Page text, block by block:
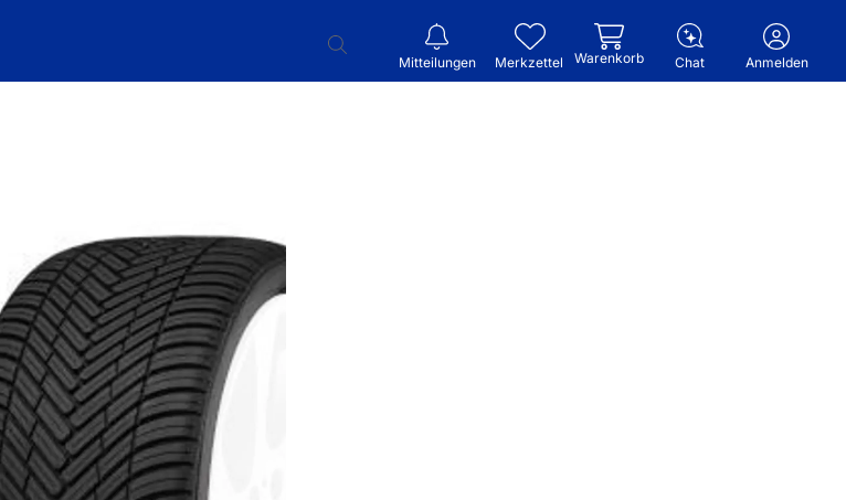
Mitteilungen Merkzettel Warenkorb Chat Anmelden